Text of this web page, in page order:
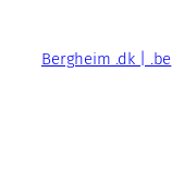
contentBergheim .dk | .be